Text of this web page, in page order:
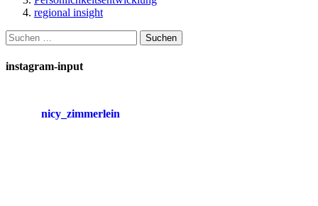
regional insight
Suchen
nach:
instagram-input
nicy_zimmerlein